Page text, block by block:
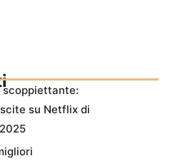
scoppiettante:
su Netflix di